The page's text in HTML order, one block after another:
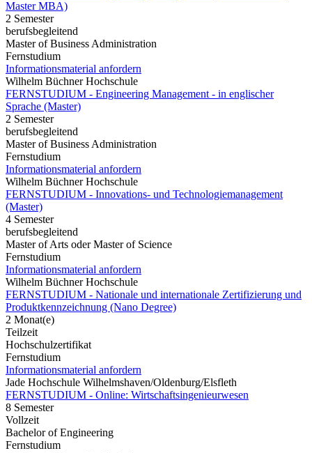
Master MBA)
2 Semester
berufsbegleitend
Master of Business Administration
Fernstudium
Informationsmaterial anfordern
Wilhelm Büchner Hochschule
FERNSTUDIUM - Engineering Management - in englischer
Sprache (Master)
2 Semester
berufsbegleitend
Master of Business Administration
Fernstudium
Informationsmaterial anfordern
Wilhelm Büchner Hochschule
FERNSTUDIUM - Innovations- und Technologiemanagement
(Master)
4 Semester
berufsbegleitend
Master of Arts oder Master of Science
Fernstudium
Informationsmaterial anfordern
Wilhelm Büchner Hochschule
FERNSTUDIUM - Nationale und internationale Zertifizierung und
Produktkennzeichnung (Nano Degree)
2 Monat(e)
Teilzeit
Hochschulzertifikat
Fernstudium
Informationsmaterial anfordern
Jade Hochschule Wilhelmshaven/Oldenburg/Elsfleth
FERNSTUDIUM - Online: Wirtschaftsingenieurwesen
8 Semester
Vollzeit
Bachelor of Engineering
Fernstudium